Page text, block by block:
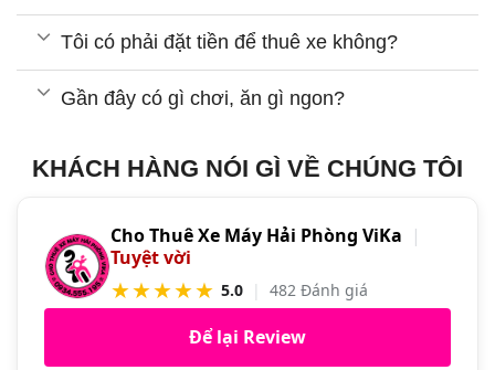
Tôi có phải đặt tiền để thuê xe không?
Gần đây có gì chơi, ăn gì ngon?
KHÁCH HÀNG NÓI GÌ VỀ CHÚNG TÔI
Cho Thuê Xe Máy Hải Phòng ViKa |
Tuyệt vời
★★★★★ 5.0 | 482 Đánh giá
Để lại Review